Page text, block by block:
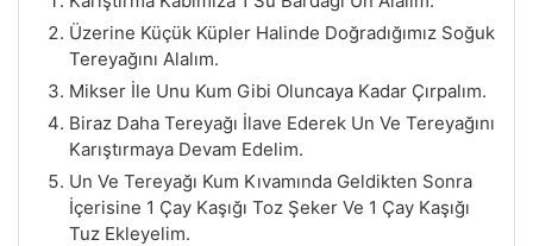
Üzerine Küçük Küpler Halinde Doğradığımız Soğuk
Tereyağını Alalım.
Mikser İle Unu Kum Gibi Oluncaya Kadar Çırpalım.
Biraz Daha Tereyağı İlave Ederek Un Ve Tereyağını
Karıştırmaya Devam Edelim.
Un Ve Tereyağı Kum Kıvamında Geldikten Sonra
İçerisine 1 Çay Kaşığı Toz Şeker Ve 1 Çay Kaşığı
Tuz Ekleyelim.